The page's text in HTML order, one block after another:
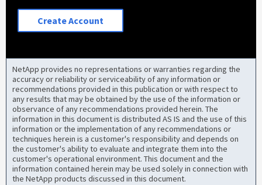
Create Account
NetApp provides no representations or warranties regarding the
accuracy or reliability or serviceability of any information or
recommendations provided in this publication or with respect to
any results that may be obtained by the use of the information or
observance of any recommendations provided herein. The
information in this document is distributed AS IS and the use of this
information or the implementation of any recommendations or
techniques herein is a customer's responsibility and depends on
the customer's ability to evaluate and integrate them into the
customer's operational environment. This document and the
information contained herein may be used solely in connection with
the NetApp products discussed in this document.